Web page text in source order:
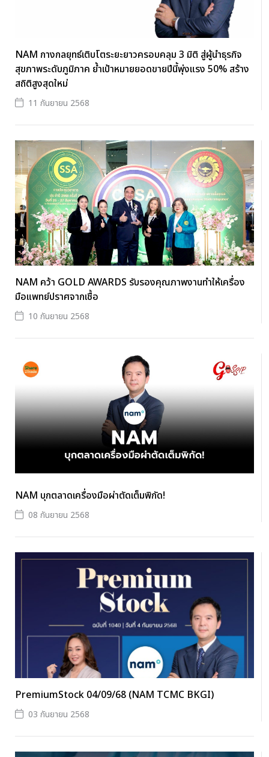
NAM กางกลยุทธ์เติบโตระยะยาวครอบคลุม 3 มิติ สู่ผู้นำธุรกิจ
สุขภาพระดับภูมิภาค ย้ำเป้าหมายยอดขายปีนี้พุ่งแรง 50% สร้าง
สถิติสูงสุดใหม่
11 กันยายน 2568
NAM คว้า GOLD AWARDS รับรองคุณภาพงานทำให้เครื่อง
มือแพทย์ปราศจากเชื้อ
10 กันยายน 2568
NAM บุกตลาดเครื่องมือผ่าตัดเต็มพิกัด!
08 กันยายน 2568
PremiumStock 04/09/68 (NAM TCMC BKGI)
03 กันยายน 2568